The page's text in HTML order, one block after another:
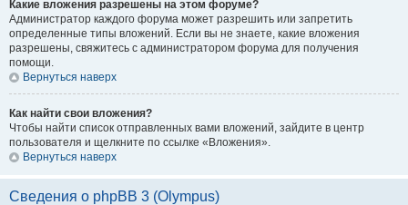
Какие вложения разрешены на этом форуме?
Администратор каждого форума может разрешить или запретить
определенные типы вложений. Если вы не знаете, какие вложения
разрешены, свяжитесь с администратором форума для получения
помощи.
Вернуться наверх
Как найти свои вложения?
Чтобы найти список отправленных вами вложений, зайдите в центр
пользователя и щелкните по ссылке «Вложения».
Вернуться наверх
Сведения о phpBB 3 (Olympus)